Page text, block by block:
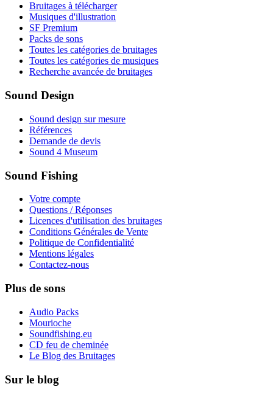
Bruitages à télécharger
Musiques d'illustration
SF Premium
Packs de sons
Toutes les catégories de bruitages
Toutes les catégories de musiques
Recherche avancée de bruitages
Sound Design
Sound design sur mesure
Références
Demande de devis
Sound 4 Museum
Sound Fishing
Votre compte
Questions / Réponses
Licences d'utilisation des bruitages
Conditions Générales de Vente
Politique de Confidentialité
Mentions légales
Contactez-nous
Plus de sons
Audio Packs
Mourioche
Soundfishing.eu
CD feu de cheminée
Le Blog des Bruitages
Sur le blog